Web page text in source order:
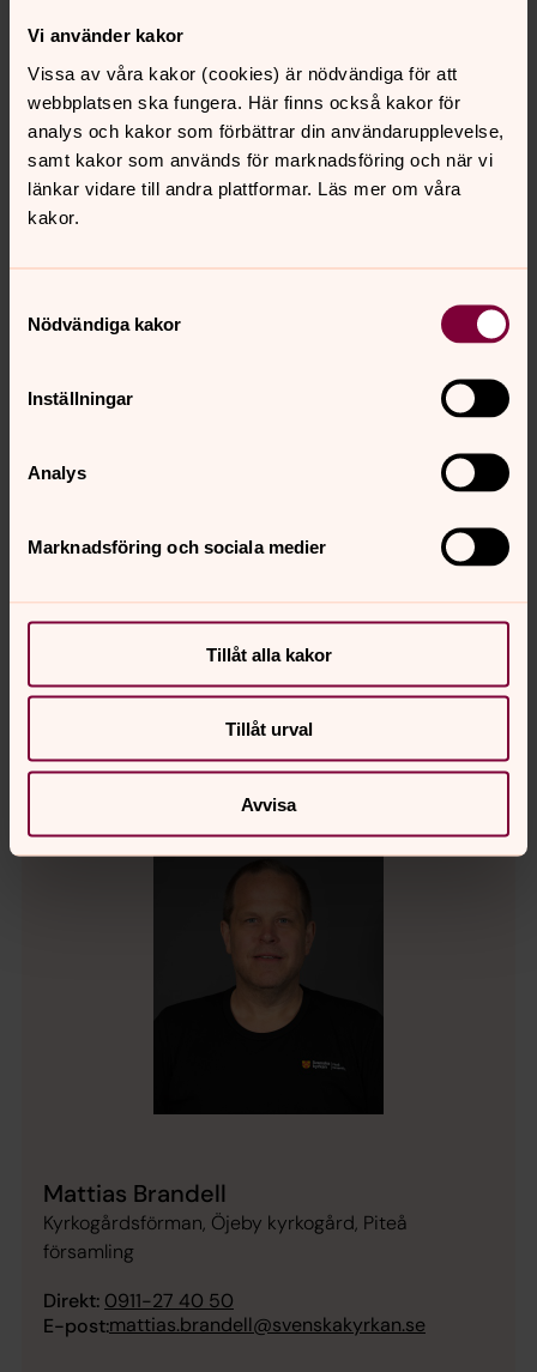
Vi använder kakor
Vissa av våra kakor (cookies) är nödvändiga för att
webbplatsen ska fungera. Här finns också kakor för
analys och kakor som förbättrar din användarupplevelse,
samt kakor som används för marknadsföring och när vi
länkar vidare till andra plattformar. Läs mer om våra
kakor.
Nödvändiga kakor
Inställningar
Analys
Marknadsföring och sociala medier
Tillåt alla kakor
Tillåt urval
Avvisa
Kyrkogårdsförman, Piteå kyrkogård, Piteå
0911-27 41 26
Kontakt Öjeby kyrkogård
Mattias Brandell
Kyrkogårdsförman, Öjeby kyrkogård, Piteå
församling
Direkt: 0911-27 40 50
E-post:mattias.brandell@svenskakyrkan.se